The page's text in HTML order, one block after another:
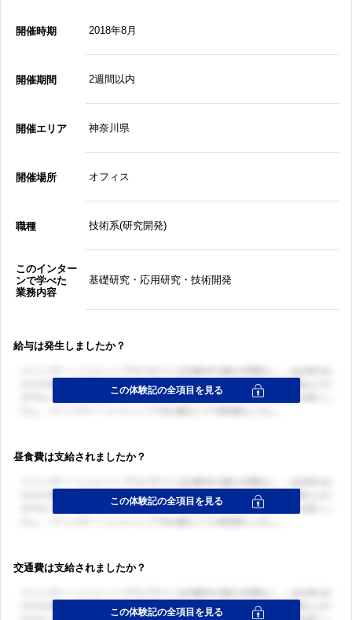
開催時期 2018年8月
開催期間 2週間以内
開催エリア 神奈川県
開催場所 オフィス
職種 技術系(研究開発)
このインター
ンで学べた
業務内容
基礎研究・応用研究・技術開発
給与は発生しましたか？
昼食費は支給されましたか？
交通費は支給されましたか？